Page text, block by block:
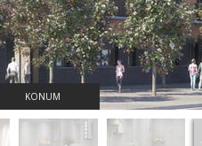
KONUM